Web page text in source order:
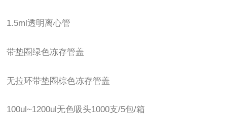
1.5ml透明离心管
带垫圈绿色冻存管盖
无拉环带垫圈棕色冻存管盖
100ul~1200ul无色吸头1000支/5包/箱